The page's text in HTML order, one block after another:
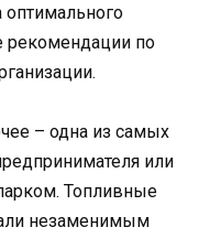
рекомендации по
– одна из самых
или
Топливные
незаменимым